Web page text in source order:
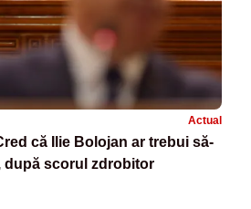
Actual
că Ilie Bolojan ar trebui să-
după scorul zdrobitor